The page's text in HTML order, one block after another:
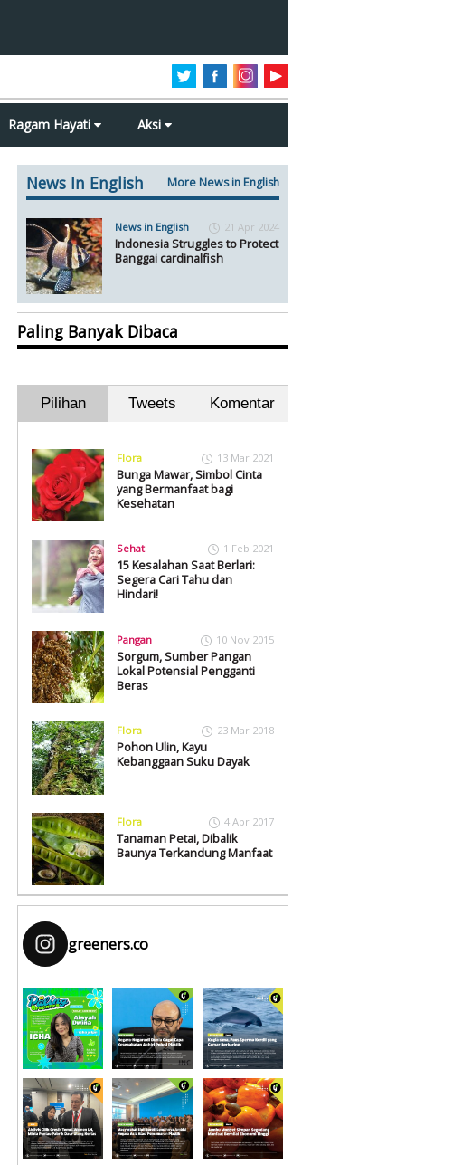
Ragam Hayati Aksi
News In English More News in English
News in English 21 Apr 2024
Indonesia Struggles to Protect
Banggai cardinalfish
Paling Banyak Dibaca
Pilihan Tweets Komentar
Flora 13 Mar 2021
Bunga Mawar, Simbol Cinta
yang Bermanfaat bagi
Kesehatan
Sehat 1 Feb 2021
15 Kesalahan Saat Berlari:
Segera Cari Tahu dan
Hindari!
Pangan 10 Nov 2015
Sorgum, Sumber Pangan
Lokal Potensial Pengganti
Beras
Flora 23 Mar 2018
Pohon Ulin, Kayu
Kebanggaan Suku Dayak
Flora 4 Apr 2017
Tanaman Petai, Dibalik
Baunya Terkandung Manfaat
greeners.co